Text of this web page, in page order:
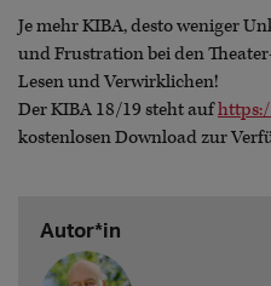
Je mehr KIBA, desto weniger
und Frustration bei den
Lesen und Verwirklichen!
Der KIBA 18/19 steht auf
kostenlosen Download zur
Autor*in